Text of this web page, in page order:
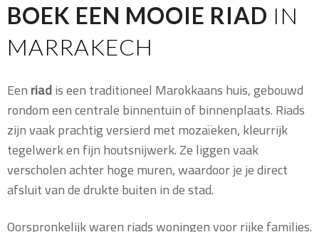
BOEK EEN MOOIE RIAD IN
MARRAKECH
Eenriadis een traditioneel Marokkaans huis, gebouwd
rondom een centrale binnentuin of binnenplaats. Riads
zijn vaak prachtig versierd met mozaïeken, kleurrijk
tegelwerk en fijn houtsnijwerk. Ze liggen vaak
verscholen achter hoge muren, waardoor je je direct
afsluit van de drukte buiten in de stad.
Oorspronkelijk waren riads woningen voor rijke families.